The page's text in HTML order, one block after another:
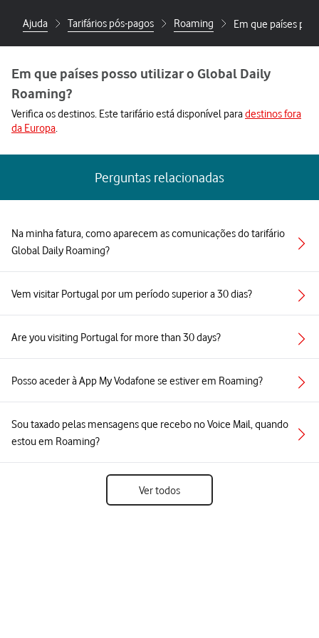
Ajuda Tarifários pós-pagos Roaming Em que países
Em que países posso utilizar o Global Daily
Roaming?
Verifica os destinos. Este tarifário está disponível paradestinos fora
da Europa.
Perguntas relacionadas
Na minha fatura, como aparecem as comunicações do tarifário
Global Daily Roaming?
Vem visitar Portugal por um período superior a 30 dias?
Are you visiting Portugal for more than 30 days?
Posso aceder à App My Vodafone se estiver em Roaming?
Sou taxado pelas mensagens que recebo no Voice Mail, quando
estou em Roaming?
Ver todos